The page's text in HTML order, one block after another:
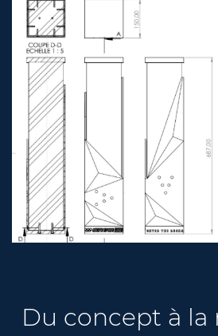
Du concept à la